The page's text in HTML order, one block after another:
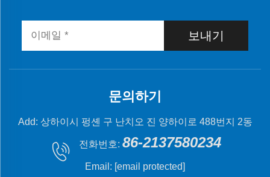
보내기
문의하기
Add: 상하이시 펑셴 구 난치오 진 양하이로 488번지 2동
전화번호: 86-2137580234
Email: [email protected]